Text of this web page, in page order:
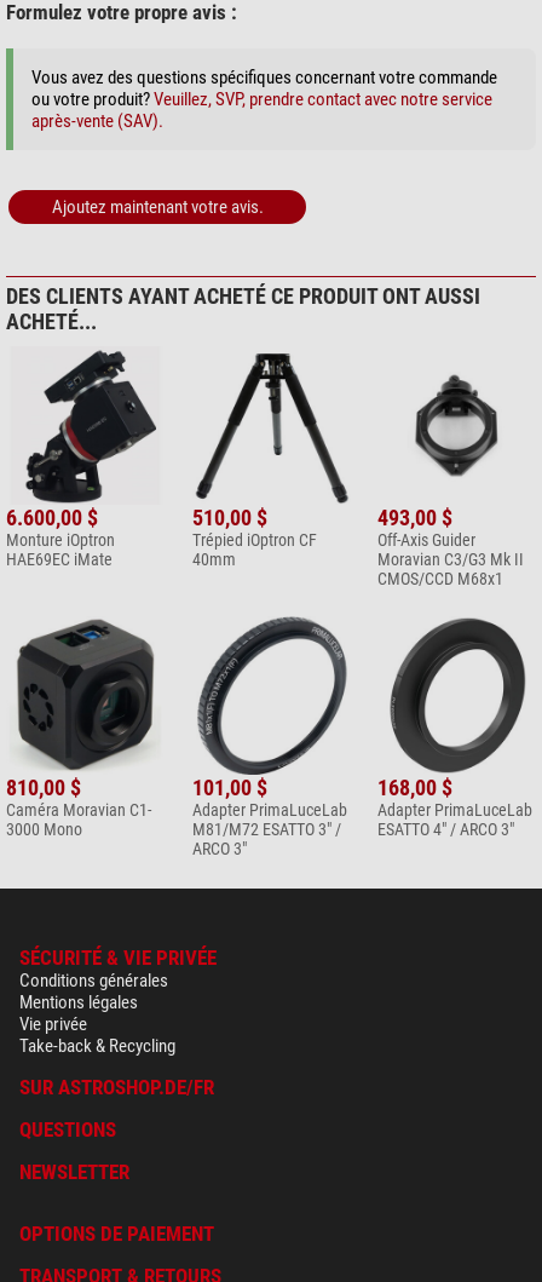
Formulez votre propre avis :
Vous avez des questions spécifiques concernant votre commande
ou votre produit?Veuillez, SVP, prendre contact avec notre service
après-vente (SAV).
Ajoutez maintenant votre avis.
DES CLIENTS AYANT ACHETÉ CE PRODUIT ONT AUSSI
ACHETÉ...
6.600,00 $
Monture iOptron
HAE69EC iMate
510,00 $
Trépied iOptron CF
40mm
493,00 $
Off-Axis Guider
Moravian C3/G3 Mk II
CMOS/CCD M68x1
810,00 $
Caméra Moravian C1-
3000 Mono
101,00 $
Adapter PrimaLuceLab
M81/M72 ESATTO 3" /
ARCO 3"
168,00 $
Adapter PrimaLuceLab
ESATTO 4" / ARCO 3"
SÉCURITÉ & VIE PRIVÉE
Conditions générales
Mentions légales
Vie privée
Take-back & Recycling
SUR ASTROSHOP.DE/FR
QUESTIONS
NEWSLETTER
OPTIONS DE PAIEMENT
TRANSPORT & RETOURS